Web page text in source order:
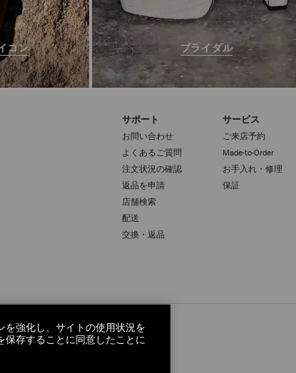
コン ブライダル
サポート
お問い合わせ
よくあるご質問
注文状況の確認
返品を申請
店舗検索
配送
交換・返品
サービス
ご来店予約
Made-to-Order
お手入れ・修理
保証
を強化し、サイトの使用状況を
保存することに同意したことに